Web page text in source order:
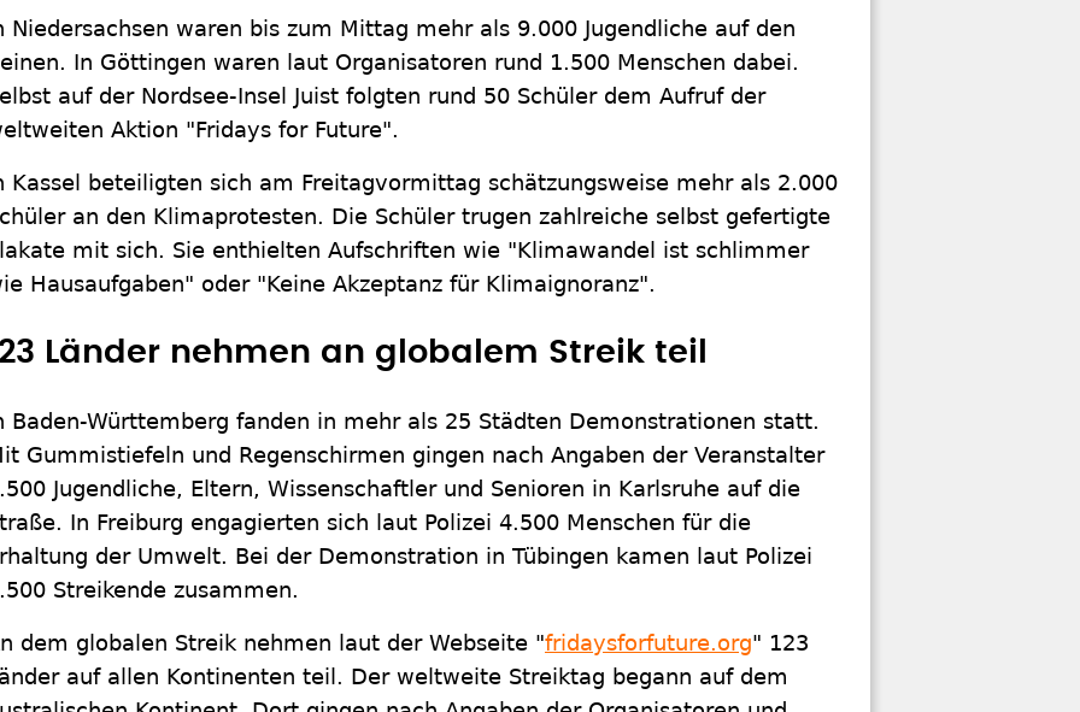
Niedersachsen waren bis zum Mittag mehr als 9.000 Jugendliche auf den
In Göttingen waren laut Organisatoren rund 1.500 Menschen dabei.
auf der Nordsee-Insel Juist folgten rund 50 Schüler dem Aufruf der
Aktion "Fridays for Future".
Kassel beteiligten sich am Freitagvormittag schätzungsweise mehr als 2.000
an den Klimaprotesten. Die Schüler trugen zahlreiche selbst gefertigte
mit sich. Sie enthielten Aufschriften wie "Klimawandel ist schlimmer
Hausaufgaben" oder "Keine Akzeptanz für Klimaignoranz".
Länder nehmen an globalem Streik teil
Baden-Württemberg fanden in mehr als 25 Städten Demonstrationen statt.
Gummistiefeln und Regenschirmen gingen nach Angaben der Veranstalter
Jugendliche, Eltern, Wissenschaftler und Senioren in Karlsruhe auf die
In Freiburg engagierten sich laut Polizei 4.500 Menschen für die
der Umwelt. Bei der Demonstration in Tübingen kamen laut Polizei
Streikende zusammen.
dem globalen Streik nehmen laut der Webseite "fridaysforfuture.org" 123
auf allen Kontinenten teil. Der weltweite Streiktag begann auf dem